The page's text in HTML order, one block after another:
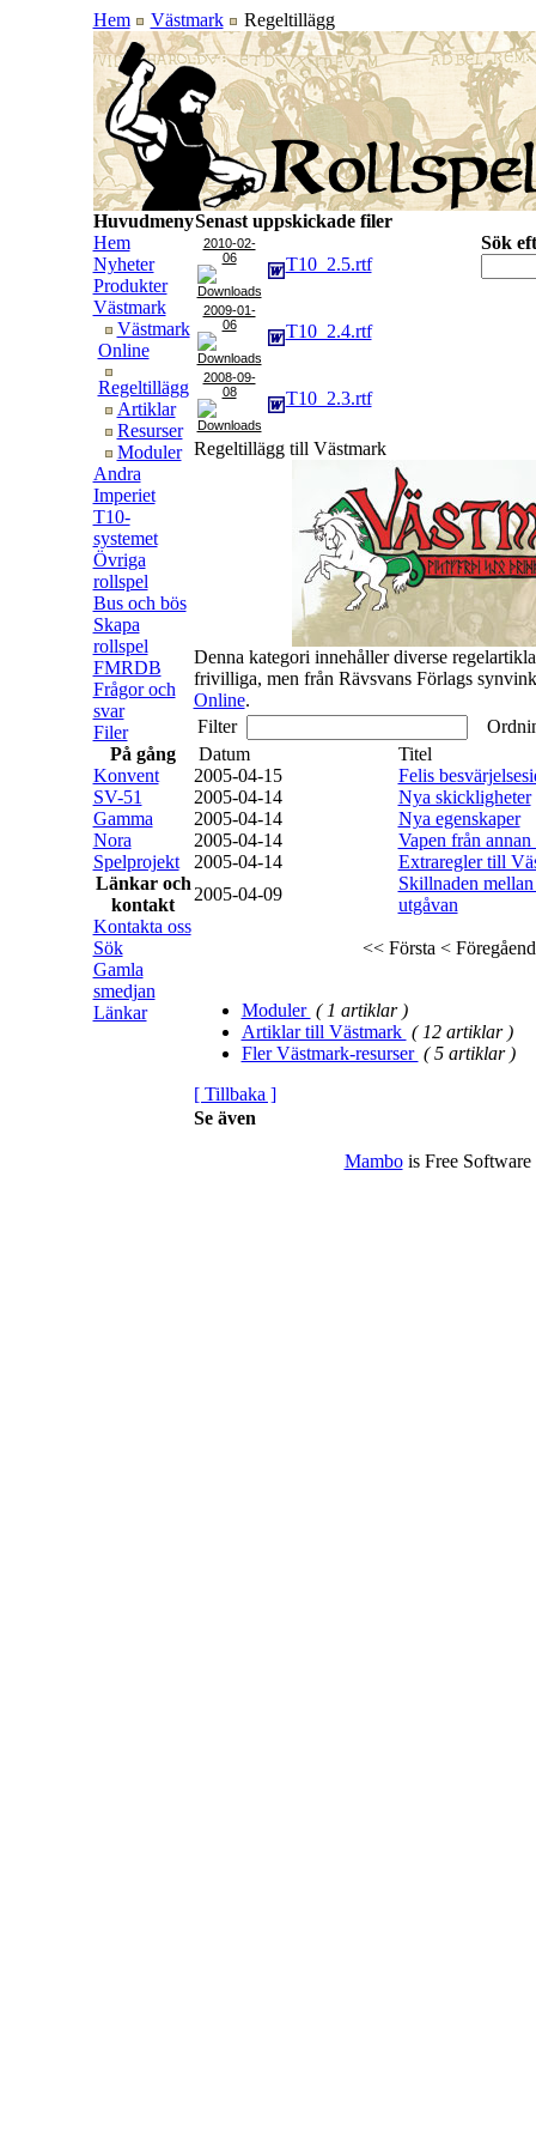
Hem Västmark Regeltillägg
Huvudmeny
Hem
Nyheter
Produkter
Västmark
Västmark
Online
Regeltillägg
Artiklar
Resurser
Moduler
Andra
Imperiet
T10-
systemet
Övriga
rollspel
Bus och bös
Skapa
rollspel
FMRDB
Frågor och
svar
Filer
På gång
Konvent
SV-51
Gamma
Nora
Spelprojekt
Länkar och
kontakt
Kontakta oss
Sök
Gamla
smedjan
Länkar
Senast uppskickade filer
2010-02-
06
T10_2.5.rtf
2009-01-
06
T10_2.4.rtf
2008-09-
08
T10_2.3.rtf
Sök
Regeltillägg till Västmark
Denna kategori innehåller diverse
frivilliga, men från Rävsvans Förlags
Online.
Filter
Datum
Titel
2005-04-15
Felis
2005-04-14
Nya skickligheter
2005-04-14
Nya egenskaper
2005-04-14
Vapen från
2005-04-14
Extraregler till
2005-04-09
Skillnaden
utgåvan
<< Första <
Moduler ( 1 artiklar )
Artiklar till Västmark ( 12 artiklar )
Fler Västmark-resurser ( 5 artiklar )
[ Tillbaka ]
Se även
Mambois Free Software